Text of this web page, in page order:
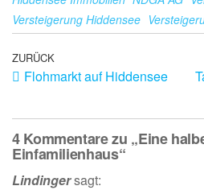
Versteigerung Hiddensee
ZURÜCK
Flohmarkt auf Hiddensee
4 Kommentare zu „Eine
Einfamilienhaus“
Lindingersagt: